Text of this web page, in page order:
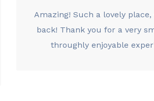
Amazing! Such a lovely
back! Thank you for a very
throughly enjoyable